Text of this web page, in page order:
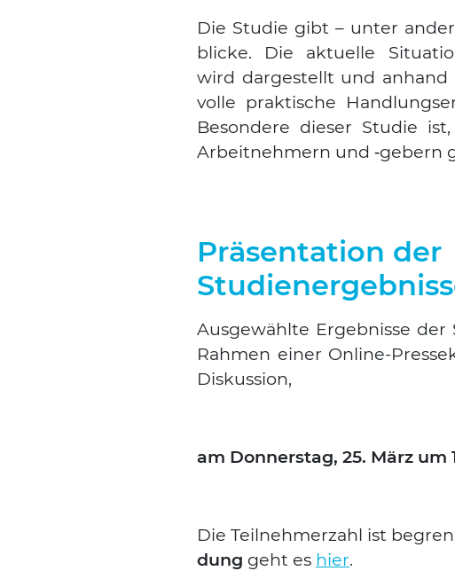
Die Stu­die gibt – unter
bli­cke. Die aktu­el­le
wird dar­ge­stellt und
vol­le prak­ti­sche
Beson­de­re die­ser Stu­die
Arbeit­neh­mern und ‑gebern
Präsentation der
Aus­ge­wähl­te Ergeb­nis­se
Rah­men einer Online-
Dis­kus­si­on,
am Don­ners­tag, 25. März um
Die Teil­neh­mer­zahl ist
dung geht es hier.